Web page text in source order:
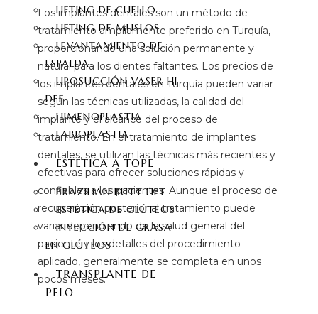
LIFTING DE CUELLO
LIFTING DE MUSLOS
LEVANTAMIENTO DE
ESPALDA
LIPOSUCCIÓN VASER HI-
DEF
HIMENOPLASTIA
LABIOPLASTIA
ESTÉTICA A TOPE
BRAZILIAN BUTT LIFT
ESTÉTICA DE GLÚTEOS
INYECCIÓN DE GRASA
EN GLÚTEOS
TRANSPLANTE DE
PELO
Los implantes dentales son un método de
tratamiento ampliamente preferido en Turquía,
proporcionando una solución permanente y
natural para los dientes faltantes. Los precios de
los implantes dentales en Turquía pueden variar
según las técnicas utilizadas, la calidad del
implante y el alcance del proceso de
tratamiento. En el tratamiento de implantes
dentales, se utilizan las técnicas más recientes y
efectivas para ofrecer soluciones rápidas y
confiables a los pacientes. Aunque el proceso de
recuperación posterior al tratamiento puede
variar dependiendo de la salud general del
paciente y los detalles del procedimiento
aplicado, generalmente se completa en unos
pocos meses.